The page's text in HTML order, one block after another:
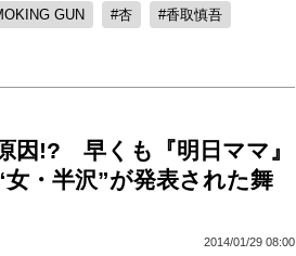
GUN 杏 香取慎吾
因!? 早くも『明日ママ』
・半沢”が発表された舞
2014/01/29 08:00